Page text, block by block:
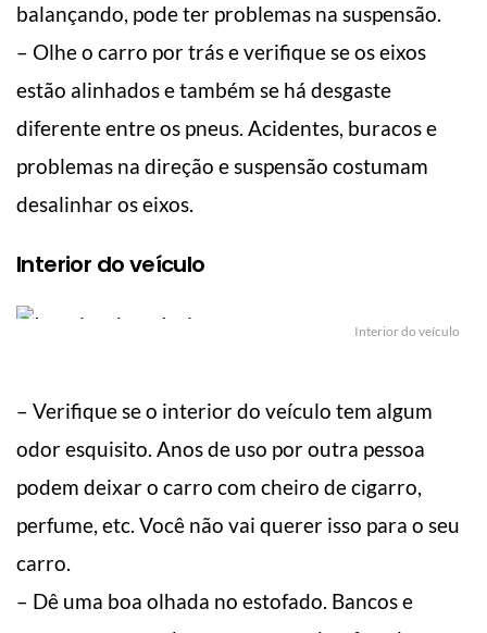
balançando, pode ter problemas na suspensão.
– Olhe o carro por trás e verifique se os eixos
estão alinhados e também se há desgaste
diferente entre os pneus. Acidentes, buracos e
problemas na direção e suspensão costumam
desalinhar os eixos.
Interior do veículo
Interior do veículo
– Verifique se o interior do veículo tem algum
odor esquisito. Anos de uso por outra pessoa
podem deixar o carro com cheiro de cigarro,
perfume, etc. Você não vai querer isso para o seu
carro.
– Dê uma boa olhada no estofado. Bancos e